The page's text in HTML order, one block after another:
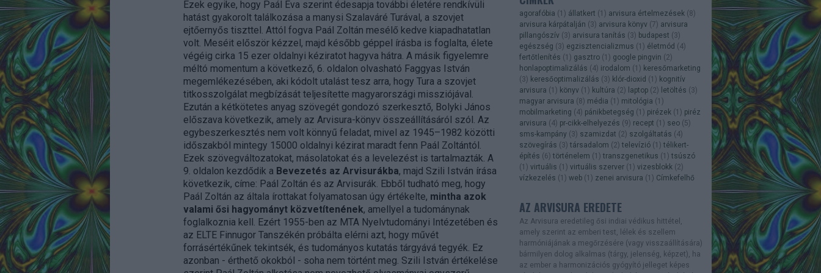
Ezek egyike, hogy Paál Éva szerint édesapja további életére rendkívüli
hatást gyakorolt találkozása a manysi Szalaváré Turával, a szovjet
ejtőernyős tiszttel. Attól fogva Paál Zoltán mesélő kedve kiapadhatatlan
volt. Meséit először kézzel, majd később géppel írásba is foglalta, élete
végéig cirka 15 ezer oldalnyi kéziratot hagyva hátra. A másik figyelemre
méltó momentum a következő, 6. oldalon olvasható Faggyas István
megemlékezésében, aki kódolt utalást tesz arra, hogy Tura a szovjet
titkosszolgálat megbízását teljesítette magyarországi missziójával.
Ezután a kétkötetes anyag szövegét gondozó szerkesztő, Bolyki János
előszava következik, amely az Arvisura-könyv összeállításáról szól. Az
egybeszerkesztés nem volt könnyű feladat, mivel az 1945–1982 közötti
időszakból mintegy 15000 oldalnyi kézirat maradt fenn Paál Zoltántól.
Ezek szövegváltozatokat, másolatokat és a levelezést is tartalmazták. A
9. oldalon kezdődik a Bevezetés az Arvisurákba, majd Szili István írása
következik, címe: Paál Zoltán és az Arvisurák. Ebből tudható meg, hogy
Paál Zoltán az általa írottakat folyamatosan úgy értékelte, mintha azok
valami ősi hagyományt közvetítenének, amellyel a tudománynak
foglalkoznia kell. Ezért 1955-ben az MTA Nyelvtudományi Intézetében és
az ELTE Finnugor Tanszékén próbálta elérni azt, hogy művét
forrásértékűnek tekintsék, és tudományos kutatás tárgyává tegyék. Ez
azonban - érthető okokból - soha nem történt meg. Szili István értékelése
agorafóbia (1 ) állatkert (1 ) arvisura értelmezések (8 )
arvisura kárpátalján (3 ) arvisura könyv (7 ) arvisura
pillangószív (3 ) arvisura tanítás (3 ) budapest (3 )
egészség (3 ) egzisztencializmus (1 ) életmód (4)
fertőtlenítés (1 ) gasztro (1 ) google pingvin (2 )
honlapoptimalizálás (4) irodalom (1 ) keresőmarketing
(3 ) keresőoptimalizálás (3 ) klór-dioxid (1 ) kognitív
arvisura (1 ) könyv (1 ) kultúra (2 ) laptop (2 ) letöltés (3 )
magyar arvisura (8 ) média (1 ) mitológia (1 )
mobilmarketing (4) pánikbetegség (1 ) pirézek (1 ) piréz
arvisura (4) pr-cikk-elhelyezés (9 ) recept (1 ) seo (5 )
sms-kampány (3 ) szamizdat (2 ) szolgáltatás (4)
szövegírás (3 ) társadalom (2 ) televízió (1 ) télikert-
építés (6 ) történelem (1 ) transzgenetikus (1 ) tsúszó
(1 ) virtuális (1 ) virtuális szerver (1 ) vizesblokk (2 )
vízkezelés (1 ) web (1 ) zenei arvisura (1 ) Címkefelhő
AZ ARVISURA EREDETE
Az Arvisura eredetileg ősi indiai védikus hittétel,
amely szerint az emberi test, lélek és szellem
harmóniájának a megőrzésére (vagy visszaállítására)
bármilyen dolog alkalmas (tárgy, jelenség, képzet), ha
az ember a harmonizációs gyógyító jelleget képes